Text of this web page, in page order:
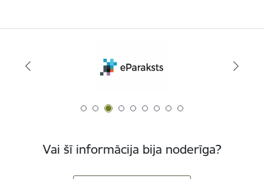
Vai šī informācija bija noderīga?